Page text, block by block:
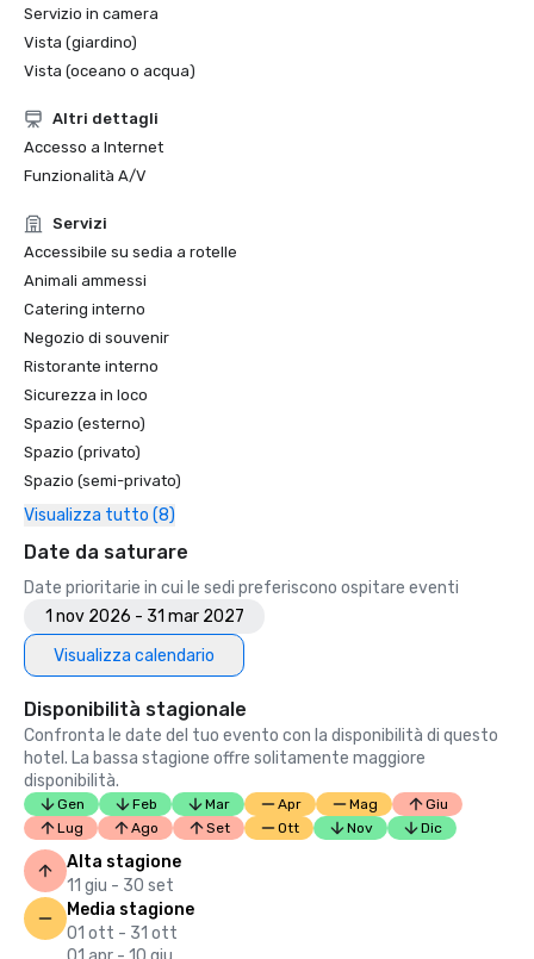
Servizio in camera
Vista (giardino)
Vista (oceano o acqua)
Altri dettagli
Accesso a Internet
Funzionalità A/V
Servizi
Accessibile su sedia a rotelle
Animali ammessi
Catering interno
Negozio di souvenir
Ristorante interno
Sicurezza in loco
Spazio (esterno)
Spazio (privato)
Spazio (semi-privato)
Visualizza tutto (8)
Date da saturare
Date prioritarie in cui le sedi preferiscono ospitare eventi
1 nov 2026 - 31 mar 2027
Visualizza calendario
Disponibilità stagionale
Confronta le date del tuo evento con la disponibilità di questo
hotel. La bassa stagione offre solitamente maggiore
disponibilità.
Gen Feb Mar Apr Mag
Giu
Lug
Ago Set Ott Nov Dic
Alta stagione
11 giu - 30 set
Media stagione
01 ott - 31 ott